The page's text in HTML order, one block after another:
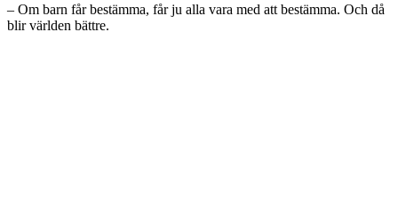
– Om barn får bestämma, får ju alla vara med att bestämma. Och då
blir världen bättre.